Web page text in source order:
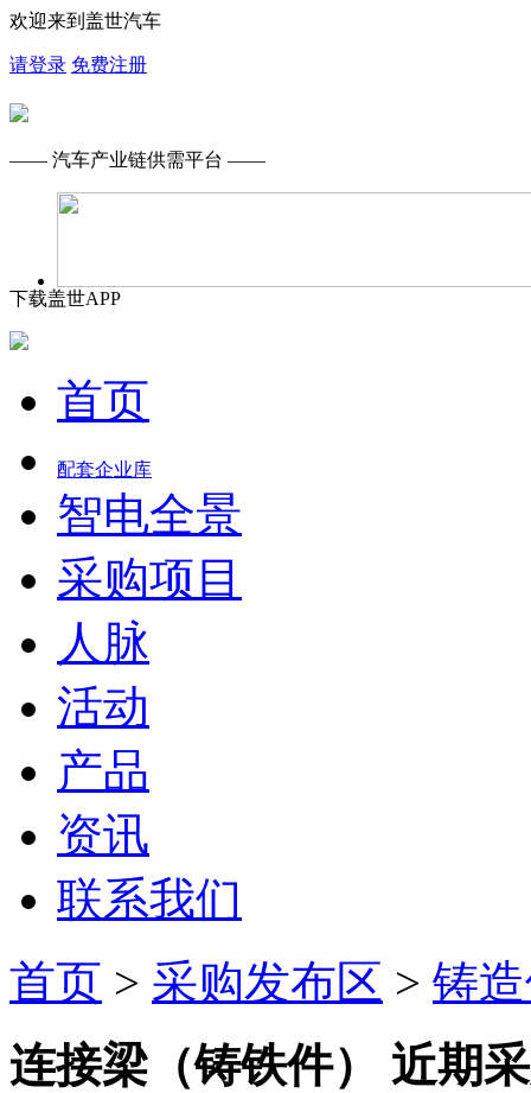
欢迎来到盖世汽车
请登录 免费注册
—— 汽车产业链供需平台 ——
下载盖世APP
首页
配套企业库
智电全景
采购项目
人脉
活动
产品
资讯
联系我们
首页 > 采购发布区 > 铸
连接梁（铸铁件）
近期